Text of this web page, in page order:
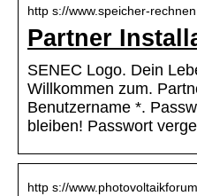
http s://www.speicher-
Partner
SENEC Logo. Dein
Willkommen zum.
Benutzername *.
bleiben! Passwort
http s://